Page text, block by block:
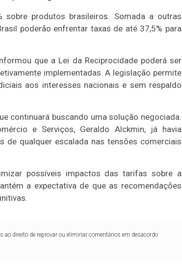
produtos brasileiros. Somada a outras
poderão enfrentar taxas de até 37,5% para
que a Lei da Reciprocidade poderá ser
implementadas. A legislação permite
aos interesses nacionais e sem respaldo
continuará buscando uma solução negociada.
e Serviços, Geraldo Alckmin, já havia
qualquer escalada nas tensões comerciais
possíveis impactos das tarifas sobre a
a expectativa de que as recomendações
ao direito de reprovar ou eliminar comentários em desacordo